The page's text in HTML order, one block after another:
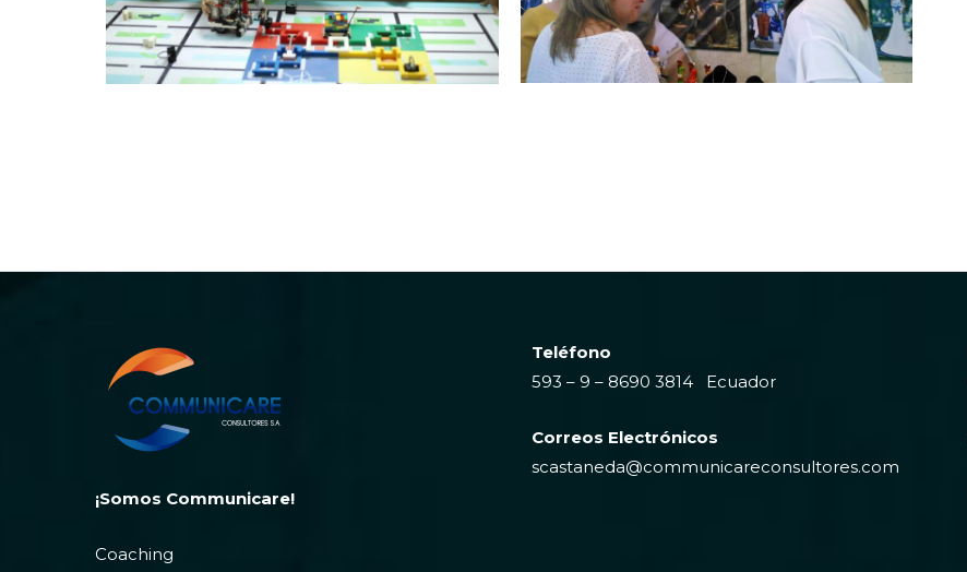
¡Somos Communicare!
Coaching
Teléfono
593 – 9 – 8690 3814 Ecuador
Correos Electrónicos
scastaneda@communicareconsultores.com